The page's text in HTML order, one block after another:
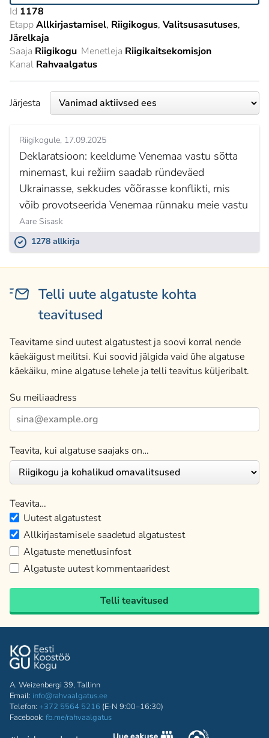
Id 1178
EtappAllkirjastamisel Riigikogus Valitsusasutuses
Järelkaja
Saaja Riigikogu Menetleja Riigikaitsekomisjon
Kanal Rahvaalgatus
Järjesta
Riigikogule 17.09.2025
Deklaratsioon: keeldume Venemaa vastu sõtta
minemast, kui režiim saadab ründeväed
Ukrainasse, sekkudes võõrasse konflikti, mis
võib provotseerida Venemaa rünnaku meie vastu
Aare Sisask
1278 allkirja
Telli uute algatuste kohta
teavitused
Teavitame sind uutest algatustest ja soovi korral nende
käekäigust meilitsi. Kui soovid jälgida vaid ühe algatuse
käekäiku, mine algatuse lehele ja telli teavitus küljeribalt.
Su meiliaadress
Teavita, kui algatuse saajaks on…
Teavita…
Uutest algatustest
Allkirjastamisele saadetud algatustest
Algatuste menetlusinfost
Algatuste uutest kommentaaridest
Telli teavitused
A. Weizenbergi 39, Tallinn
Email: info@rahvaalgatus.ee
Telefon: +372 5564 5216 (E-N 9:00–16:30)
Facebook: fb.me/rahvaalgatus